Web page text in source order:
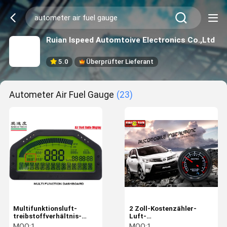
Ruian Ispeed Automtoive Electronics Co.,Ltd
5.0 Überprüfter Lieferant
Autometer Air Fuel Gauge (23)
Multifunktionsluft-
treibstoffverhältnis-
Meter-Grün-
2 Zoll-Kostenzähler-
Luft-
Treibstoffverhältnis-